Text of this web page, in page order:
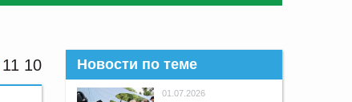
11 10 Новости по теме
01.07.2026